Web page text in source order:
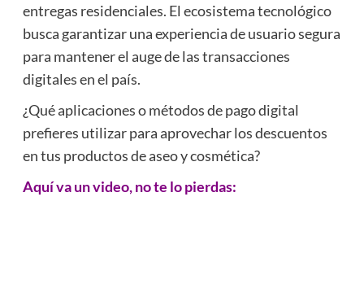
entregas residenciales. El ecosistema tecnológico
busca garantizar una experiencia de usuario segura
para mantener el auge de las transacciones
digitales en el país.
¿Qué aplicaciones o métodos de pago digital
prefieres utilizar para aprovechar los descuentos
en tus productos de aseo y cosmética?
Aquí va un video, no te lo pierdas: